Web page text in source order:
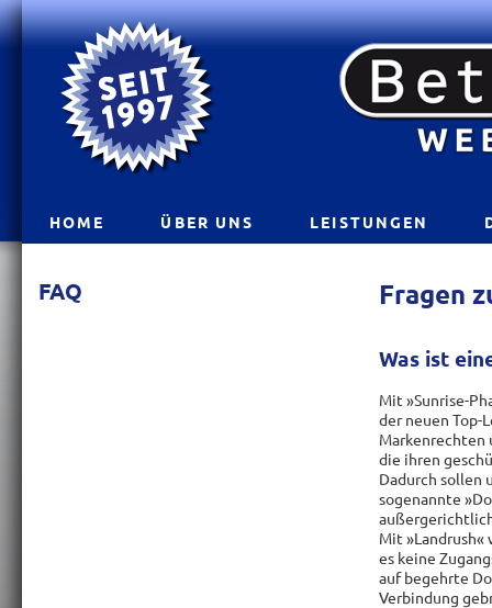
HOME ÜBER UNS LEISTUNGEN
FAQ Fragen
Was ist
Mit »Sunrise-
der neuen Top-
Markenrechten
die ihren
Dadurch sollen
sogenannte
Mit
es keine
auf begehrte
Verbindung